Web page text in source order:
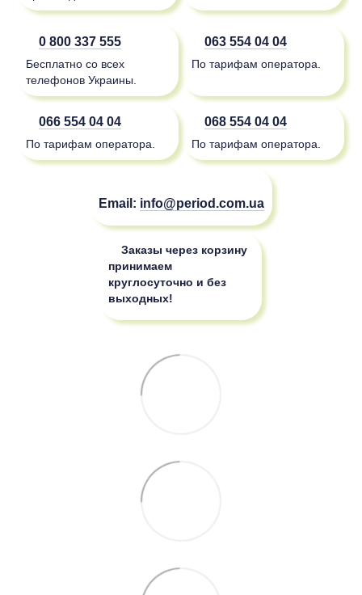
0 800 337 555
Бесплатно со всех
телефонов Украины.
063 554 04 04
По тарифам оператора.
066 554 04 04
По тарифам оператора.
068 554 04 04
По тарифам оператора.
Email: info@period.com.ua
Заказы через корзину
принимаем
круглосуточно и без
выходных!